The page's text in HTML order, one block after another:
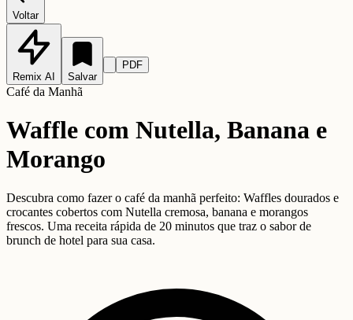
Voltar
Remix AI Salvar
PDF
Café da Manhã
Waffle com Nutella, Banana e
Morango
Descubra como fazer o café da manhã perfeito: Waffles dourados e
crocantes cobertos com Nutella cremosa, banana e morangos
frescos. Uma receita rápida de 20 minutos que traz o sabor de
brunch de hotel para sua casa.